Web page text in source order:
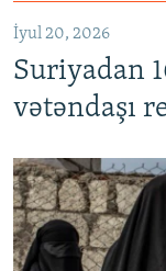
Auto
İyul 20, 2026
Suriyadan
vətəndaşı